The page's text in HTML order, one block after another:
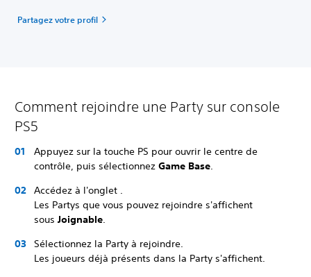
Partagez votre profil
Comment rejoindre une Party sur console
PS5
Appuyez sur la touche PS pour ouvrir le centre de
contrôle, puis sélectionnez Game Base.
Accédez à l'onglet .
Les Partys que vous pouvez rejoindre s'affichent
sous Joignable.
Sélectionnez la Party à rejoindre.
Les joueurs déjà présents dans la Party s'affichent.